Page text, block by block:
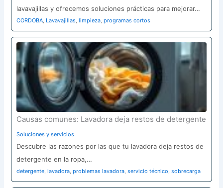
lavavajillas y ofrecemos soluciones prácticas para mejorar…
CORDOBA Lavavajillas ,limpieza ,programas cortos
Causas comunes: Lavadora deja restos de detergente
Soluciones y servicios
Descubre las razones por las que tu lavadora deja restos de
detergente en la ropa,…
detergente ,lavadora ,problemas lavadora ,servicio técnico ,sobrecarga